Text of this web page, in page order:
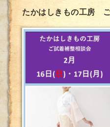
たかはしきもの工房